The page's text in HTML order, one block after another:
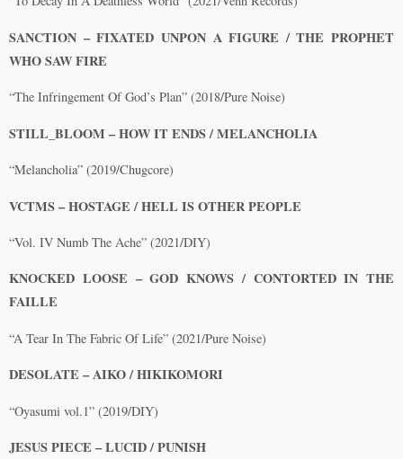
SANCTION – FIXATED UNPON A FIGURE / THE PROPHET
WHO SAW FIRE
“The Infringement Of God’s Plan” (2018/Pure Noise)
STILL_BLOOM – HOW IT ENDS / MELANCHOLIA
“Melancholia” (2019/Chugcore)
VCTMS – HOSTAGE / HELL IS OTHER PEOPLE
“Vol. IV Numb The Ache” (2021/DIY)
KNOCKED LOOSE – GOD KNOWS / CONTORTED IN THE
FAILLE
“A Tear In The Fabric Of Life” (2021/Pure Noise)
DESOLATE – AIKO / HIKIKOMORI
“Oyasumi vol.1” (2019/DIY)
JESUS PIECE – LUCID / PUNISH